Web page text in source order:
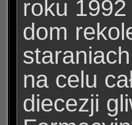
roku 1992
dom
na celu
diecezji